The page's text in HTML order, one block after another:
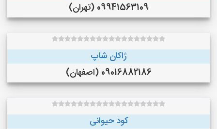
09941563109 (تهران)
ژاکان شاپ
09016882186 (اصفهان)
کود حیوانی